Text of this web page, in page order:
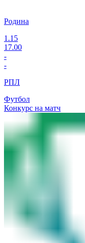
Родина
1.15
17.00
-
-
РПЛ
Футбол
Конкурс на матч